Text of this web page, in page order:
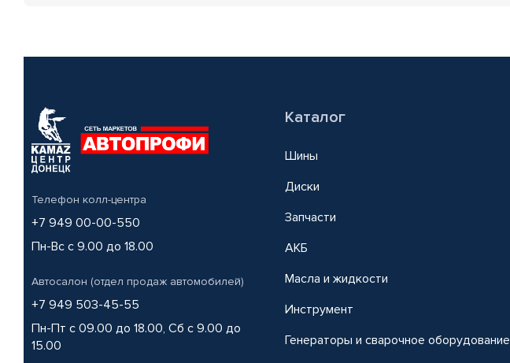
Телефон колл-центра
+7 949 00-00-550
Пн-Вс с 9.00 до 18.00
Автосалон (отдел продаж автомобилей)
+7 949 503-45-55
Пн-Пт с 09.00 до 18.00, Сб с 9.00 до
15.00
Каталог
Шины
Диски
Запчасти
АКБ
Масла и жидкости
Инструмент
Генераторы и сварочное оборудование